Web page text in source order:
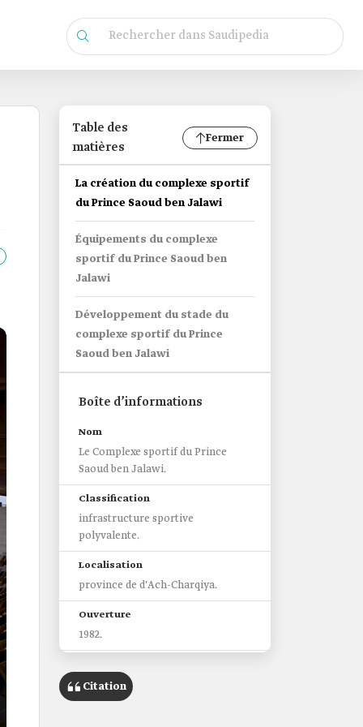
Table des
matières
Fermer
La création du complexe sportif
du Prince Saoud ben Jalawi
Équipements du complexe
sportif du Prince Saoud ben
Jalawi
Développement du stade du
complexe sportif du Prince
Saoud ben Jalawi
Boîte d’informations
Nom
Le Complexe sportif du Prince
Saoud ben Jalawi.
Classification
infrastructure sportive
polyvalente.
Localisation
province de d'Ach-Charqiya.
Ouverture
1982.
112 000 m2.
Citation